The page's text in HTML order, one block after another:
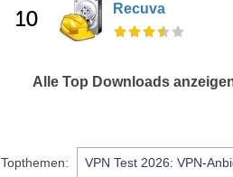
10 Recuva
Alle Top Downloads
Topthemen: VPN Test 2026: VPN-